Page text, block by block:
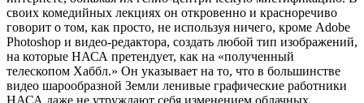
своих комедийных лекциях он откровенно и красноречиво
говорит о том, как просто, не используя ничего, кроме Adobe
Photoshop и видео-редактора, создать любой тип изображений,
на которые НАСА претендует, как на «полученный
телескопом Хаббл.» Он указывает на то, что в большинстве
видео шарообразной Земли ленивые графические работники